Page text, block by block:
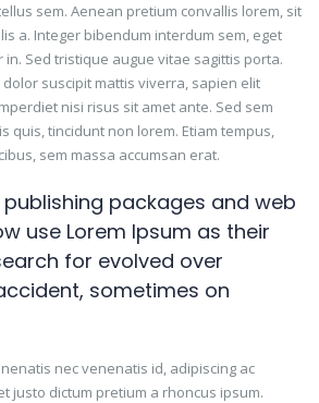
sem. Aenean pretium convallis lorem, sit
a. Integer bibendum interdum sem, eget
Sed tristique augue vitae sagittis porta.
suscipit mattis viverra, sapien elit
nisi risus sit amet ante. Sed sem
quis, tincidunt non lorem. Etiam tempus,
sem massa accumsan erat.
publishing packages and web
use Lorem Ipsum as their
for evolved over
sometimes on
nec venenatis id, adipiscing ac
justo dictum pretium a rhoncus ipsum.